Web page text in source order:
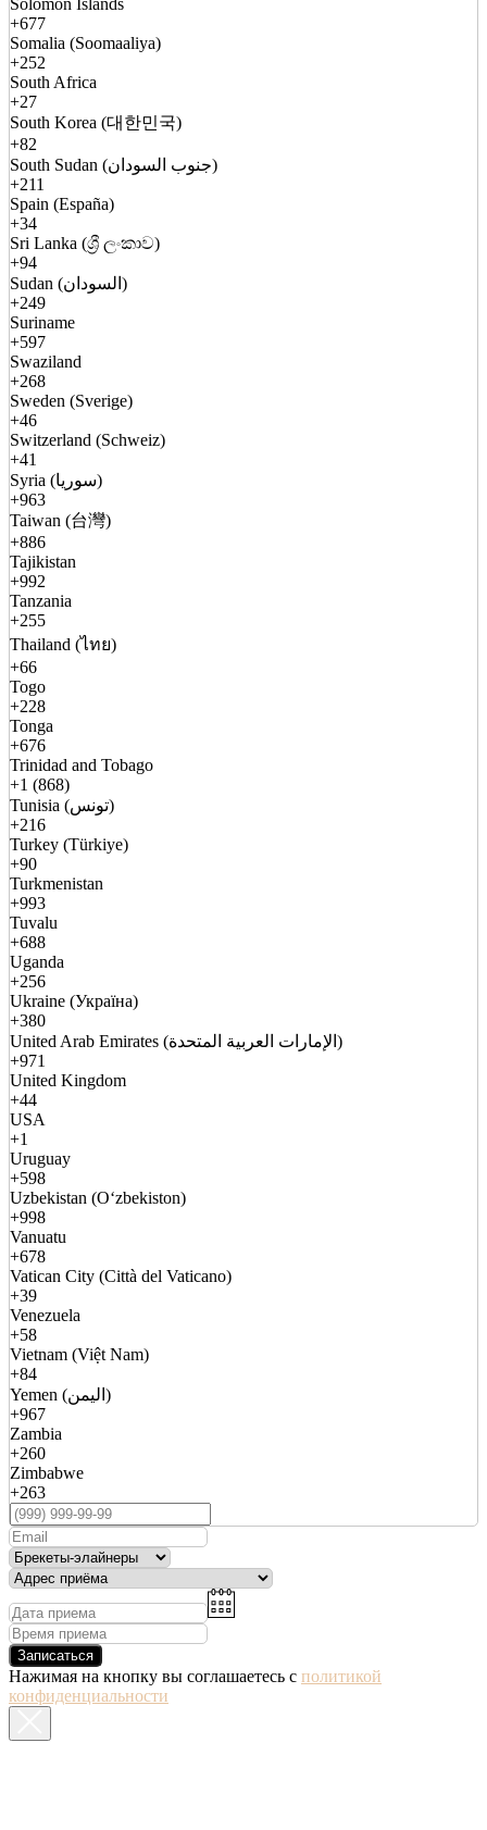
Solomon Islands
+677
Somalia (Soomaaliya)
+252
South Africa
+27
South Korea (대한민국)
+82
South Sudan (جنوب السودان)
+211
Spain (España)
+34
Sri Lanka (ශ්‍රී ලංකාව)
+94
Sudan (السودان)
+249
Suriname
+597
Swaziland
+268
Sweden (Sverige)
+46
Switzerland (Schweiz)
+41
Syria (سوريا)
+963
Taiwan (台灣)
+886
Tajikistan
+992
Tanzania
+255
Thailand (ไทย)
+66
Togo
+228
Tonga
+676
Trinidad and Tobago
+1 (868)
Tunisia (تونس)
+216
Turkey (Türkiye)
+90
Turkmenistan
+993
Tuvalu
+688
Uganda
+256
Ukraine (Україна)
+380
United Arab Emirates (الإمارات العربية المتحدة)
+971
United Kingdom
+44
USA
+1
Uruguay
+598
Uzbekistan (Oʻzbekiston)
+998
Vanuatu
+678
Vatican City (Città del Vaticano)
+39
Venezuela
+58
Vietnam (Việt Nam)
+84
Yemen (اليمن)
+967
Zambia
+260
Zimbabwe
+263
Записаться
Нажимая на кнопку вы соглашаетесь с политикой
конфиденциальности